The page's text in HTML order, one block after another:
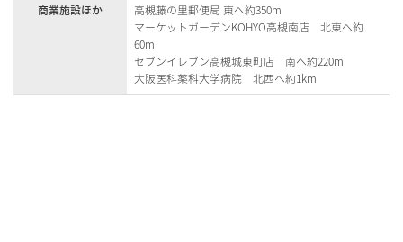
商業施設ほか
高槻藤の里郵便局 東へ約350m
マーケットガーデンKOHYO高槻南店 北東へ約
60m
セブンイレブン高槻城東町店 南へ約220m
大阪医科薬科大学病院 北西へ約1km